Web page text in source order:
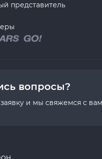
представитель
вопросы?
и мы свяжемся с